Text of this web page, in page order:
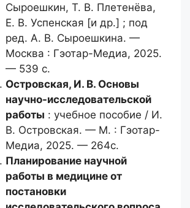
Сыроешкин, Т. В. Плетенёва,
Е. В. Успенская [и др.] ; под
ред. А. В. Сыроешкина. —
Москва : Гэотар-Медиа, 2025.
— 539 с.
Островская, И. В. Основы
научно-исследовательской
работы : учебное пособие / И.
В. Островская. — М. : Гэотар-
Медиа, 2025. — 264с.
Планирование научной
работы в медицине от
постановки